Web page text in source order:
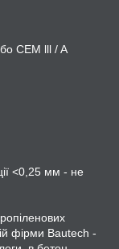
CEM lll / A
<0,25 мм - не
фірми Bautech -